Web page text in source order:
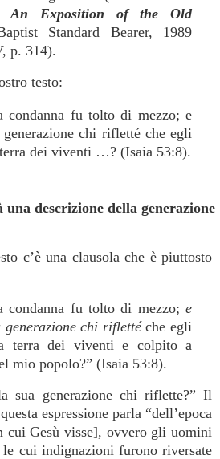
An Exposition of the Old
Standard Bearer, 1989
p. 314).
testo:
condanna fu tolto di mezzo; e
chi rifletté che egli
dei viventi …? (Isaia 53:8).
descrizione della generazione
c’è una clausola che è piuttosto
condanna fu tolto di mezzo; e
chi riflettéche egli
terra dei viventi e colpito a
mio popolo?” (Isaia 53:8).
sua generazione chi riflette?” Il
espressione parla “dell’epoca
cui Gesù visse], ovvero gli uomini
cui indignazioni furono riversate